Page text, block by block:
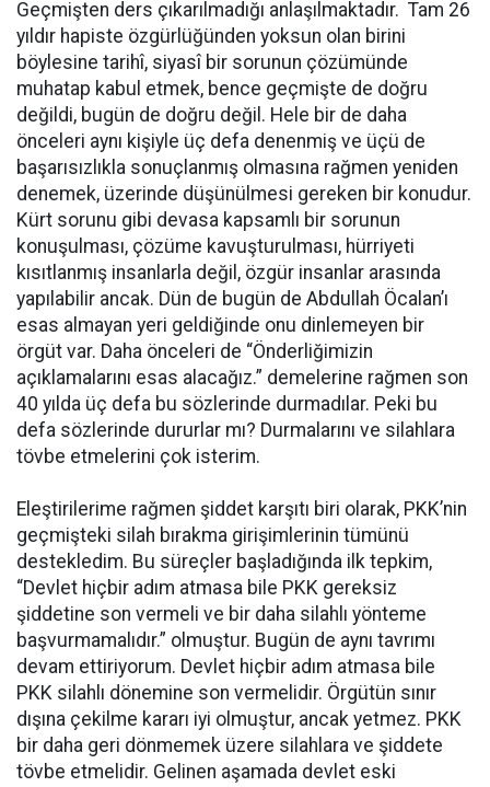
Geçmişten ders çıkarılmadığı anlaşılmaktadır. Tam 26
yıldır hapiste özgürlüğünden yoksun olan birini
böylesine tarihî, siyasî bir sorunun çözümünde
muhatap kabul etmek, bence geçmişte de doğru
değildi, bugün de doğru değil. Hele bir de daha
önceleri aynı kişiyle üç defa denenmiş ve üçü de
başarısızlıkla sonuçlanmış olmasına rağmen yeniden
denemek, üzerinde düşünülmesi gereken bir konudur.
Kürt sorunu gibi devasa kapsamlı bir sorunun
konuşulması, çözüme kavuşturulması, hürriyeti
kısıtlanmış insanlarla değil, özgür insanlar arasında
yapılabilir ancak. Dün de bugün de Abdullah Öcalan’ı
esas almayan yeri geldiğinde onu dinlemeyen bir
örgüt var. Daha önceleri de “Önderliğimizin
açıklamalarını esas alacağız.” demelerine rağmen son
40 yılda üç defa bu sözlerinde durmadılar. Peki bu
defa sözlerinde dururlar mı? Durmalarını ve silahlara
tövbe etmelerini çok isterim.
Eleştirilerime rağmen şiddet karşıtı biri olarak, PKK’nin
geçmişteki silah bırakma girişimlerinin tümünü
destekledim. Bu süreçler başladığında ilk tepkim,
“Devlet hiçbir adım atmasa bile PKK gereksiz
şiddetine son vermeli ve bir daha silahlı yönteme
başvurmamalıdır.” olmuştur. Bugün de aynı tavrımı
devam ettiriyorum. Devlet hiçbir adım atmasa bile
PKK silahlı dönemine son vermelidir. Örgütün sınır
dışına çekilme kararı iyi olmuştur, ancak yetmez. PKK
bir daha geri dönmemek üzere silahlara ve şiddete
tövbe etmelidir. Gelinen aşamada devlet eski